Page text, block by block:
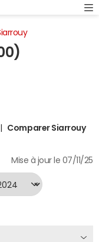
Comparer Siarrouy
Mise à jour le 07/11/25